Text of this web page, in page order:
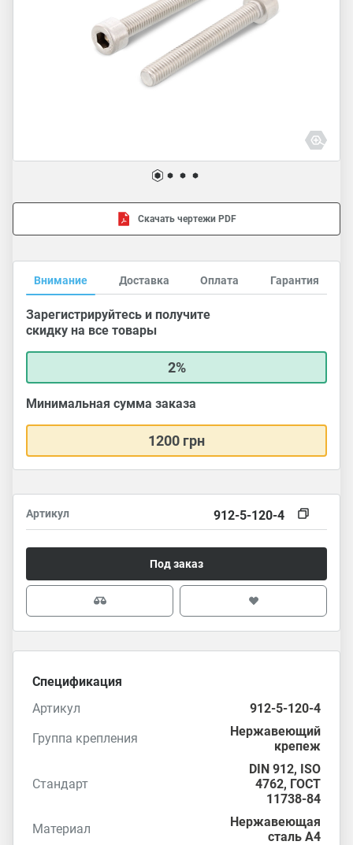
Скачать чертежи PDF
Внимание Доставка Оплата Гарантия
Зарегистрируйтесь и получите
скидку на все товары
2%
Минимальная сумма заказа
1200 грн
Артикул 912-5-120-4
Под заказ
Спецификация
Артикул
912-5-120-4
Группа крепления
Нержавеющий
крепеж
Стандарт
DIN 912, ISO
4762, ГОСТ
11738-84
Материал
Нержавеющая
сталь А4